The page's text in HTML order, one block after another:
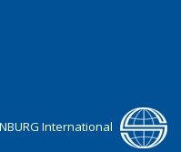
International